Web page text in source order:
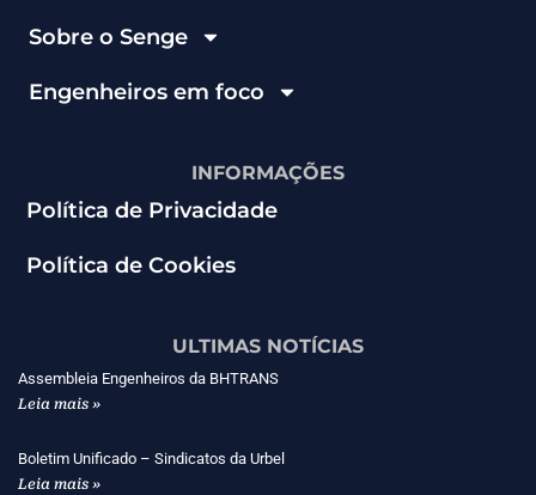
Sobre o Senge
Engenheiros em foco
INFORMAÇÕES
Política de Privacidade
Política de Cookies
ULTIMAS NOTÍCIAS
Assembleia Engenheiros da BHTRANS
Leia mais »
Boletim Unificado – Sindicatos da Urbel
Leia mais »